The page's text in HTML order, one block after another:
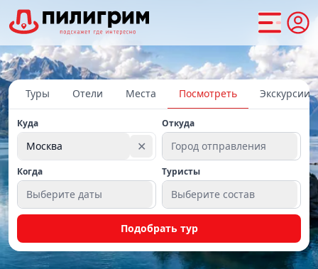
Туры Отели Места Посмотреть Экскурсии
Куда
Москва ✕
Откуда
Город отправления
Когда
Выберите даты
Туристы
Выберите состав
Подобрать тур